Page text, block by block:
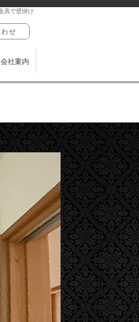
具で壁掛け
せ
会社案内